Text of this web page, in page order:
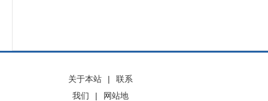
关于本站 |
联系
我们
|
网站地